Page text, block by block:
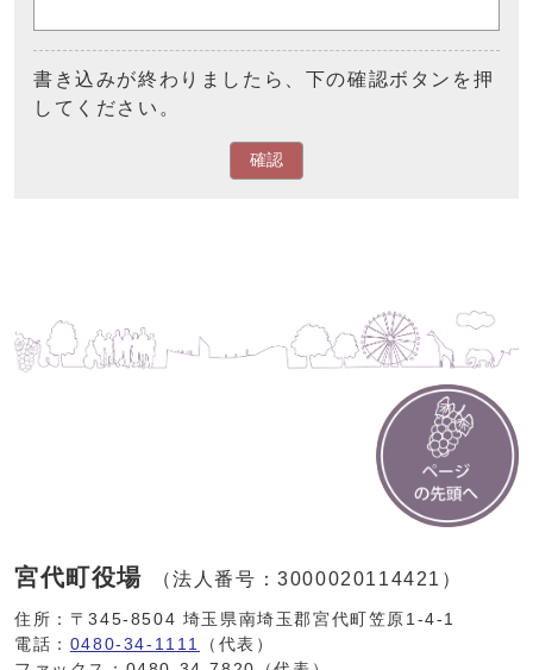
書き込みが終わりましたら、下の確認ボタンを押
してください。
確認
宮代町役場 （法人番号：3000020114421）
住所：〒345-8504 埼玉県南埼玉郡宮代町笠原1-4-1
電話： 0480-34-1111
（代表）